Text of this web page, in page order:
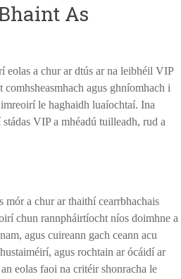
As
eolas a chur ar dtús ar na leibhéil VIP
agus ghníomhach i
le haghaidh luaíochtaí. Ina
VIP a mhéadú tuilleadh, rud a
mór a chur ar thaithí cearrbhachais
chun rannpháirtíocht níos doimhne a
agus cuireann gach ceann acu
agus rochtain ar ócáidí ar
eolas faoi na critéir shonracha le